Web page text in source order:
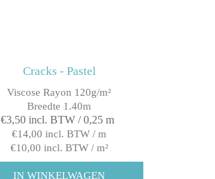
Cracks - Pastel
Viscose Rayon 120g/m²
Breedte 1.40m
€3,50 incl. BTW / 0,25 m
€14,00 incl. BTW / m
€10,00 incl. BTW / m²